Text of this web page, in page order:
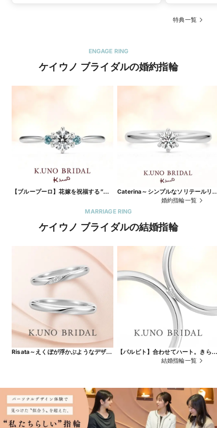
特典一覧
ENGAGE RING
ケイウノ ブライダルの婚約指輪
【ブループーロ】花嫁を祝福する”サ
Caterina～シンプルなソリテールリ
グは、飾らない誠実な愛の象徴～
婚約指輪一覧
MARRIAGE RING
ケイウノ ブライダルの結婚指輪
Risata～えくぼが浮かぶようなデザイ
【パルピト】合わせてハート。きらめ
くダイヤは愛の輝き結婚指輪一覧